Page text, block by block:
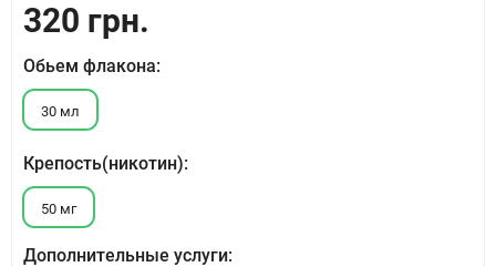
320 грн.
Обьем флакона:
30 мл
Крепость(никотин):
50 мг
Дополнительные услуги: